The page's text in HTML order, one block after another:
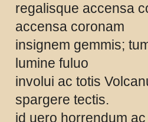
regalisque accensa
accensa coronam
insignem gemmis;
lumine fuluo
involui ac totis
spargere tectis.
id uero horrendum